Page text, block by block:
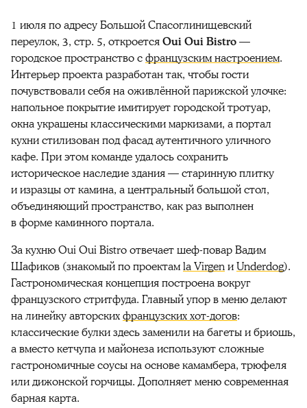
1 июля по адресу Большой Спасоглинищевский
переулок, 3, стр. 5, откроетсяOui Oui Bistro—
городское пространство сфранцузским настроением.
Интерьер проекта разработан так, чтобы гости
почувствовали себя на оживлённой парижской улочке:
напольное покрытие имитирует городской тротуар,
окна украшены классическими маркизами, а портал
кухни стилизован под фасад аутентичного уличного
кафе. При этом команде удалось сохранить
историческое наследие здания — старинную плитку
и изразцы от камина, а центральный большой стол,
объединяющий пространство, как раз выполнен
в форме каминного портала.
За кухню Oui Oui Bistro отвечает шеф-повар Вадим
Шафиков (знакомый по проектамla VirgenиUnderdog).
Гастрономическая концепция построена вокруг
французского стритфуда. Главный упор в меню делают
на линейку авторскихфранцузских хот-догов:
классические булки здесь заменили на багеты и бриошь,
а вместо кетчупа и майонеза используют сложные
гастрономичные соусы на основе камамбера, трюфеля
или дижонской горчицы. Дополняет меню современная
барная карта.